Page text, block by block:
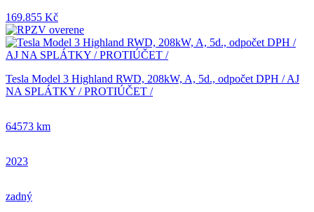
169.855 Kč
Tesla Model 3 Highland RWD, 208kW, A, 5d., odpočet DPH / AJ
NA SPLÁTKY / PROTIÚČET /
64573 km
2023
zadný